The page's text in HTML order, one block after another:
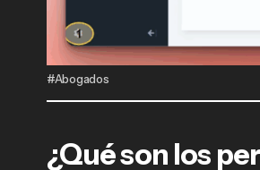
#Abogados
¿Qué son los